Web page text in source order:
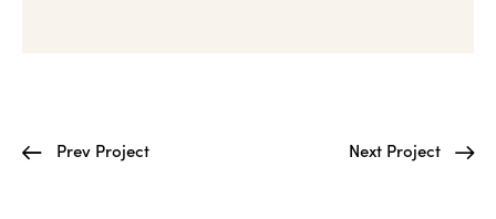
Prev Project Next Project